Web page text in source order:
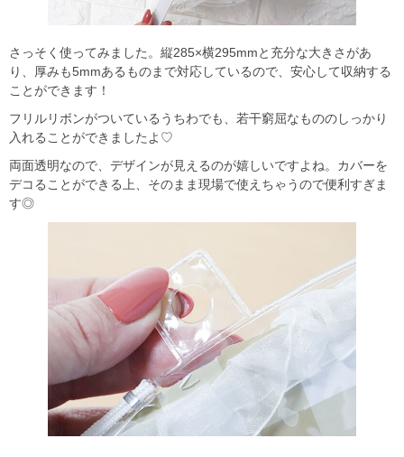
さっそく使ってみました。縦285×横295mmと充分な大きさがあ
り、厚みも5mmあるものまで対応しているので、安心して収納する
ことができます！
フリルリボンがついているうちわでも、若干窮屈なもののしっかり
入れることができましたよ♡
両面透明なので、デザインが見えるのが嬉しいですよね。カバーを
デコることができる上、そのまま現場で使えちゃうので便利すぎま
す◎